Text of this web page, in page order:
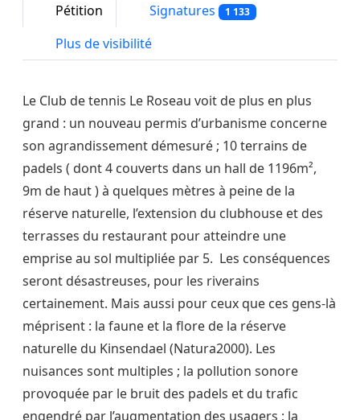
Pétition Signatures 1 133
Plus de visibilité
Le Club de tennis Le Roseau voit de plus en plus
grand : un nouveau permis d’urbanisme concerne
son agrandissement démesuré ; 10 terrains de
padels ( dont 4 couverts dans un hall de 1196m²,
9m de haut ) à quelques mètres à peine de la
réserve naturelle, l’extension du clubhouse et des
terrasses du restaurant pour atteindre une
emprise au sol multipliée par 5. Les conséquences
seront désastreuses, pour les riverains
certainement. Mais aussi pour ceux que ces gens-là
méprisent : la faune et la flore de la réserve
naturelle du Kinsendael (Natura2000). Les
nuisances sont multiples ; la pollution sonore
provoquée par le bruit des padels et du trafic
engendré par l’augmentation des usagers ; la